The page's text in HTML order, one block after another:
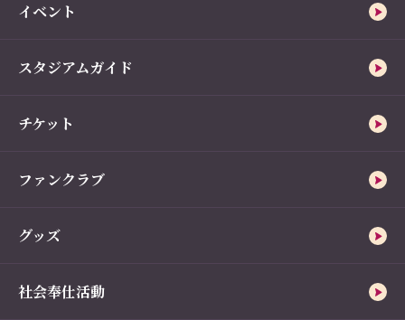
イベント
スタジアムガイド
チケット
ファンクラブ
グッズ
社会奉仕活動